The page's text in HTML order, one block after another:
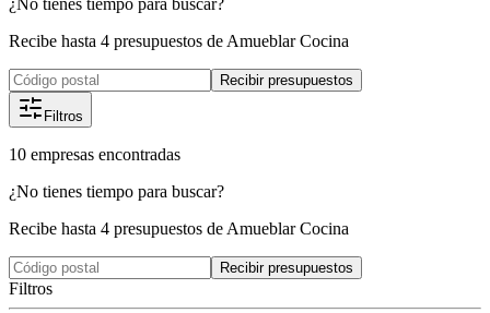
Recibe hasta 4 presupuestos de Amueblar Cocina
Recibir presupuestos
Filtros
10 empresas encontradas
¿No tienes tiempo para buscar?
Recibe hasta 4 presupuestos de Amueblar Cocina
Recibir presupuestos
Filtros